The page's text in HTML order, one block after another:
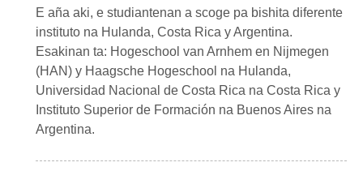
E aña aki, e studiantenan a scoge pa bishita diferente
instituto na Hulanda, Costa Rica y Argentina.
Esakinan ta: Hogeschool van Arnhem en Nijmegen
(HAN) y Haagsche Hogeschool na Hulanda,
Universidad Nacional de Costa Rica na Costa Rica y
Instituto Superior de Formación na Buenos Aires na
Argentina.